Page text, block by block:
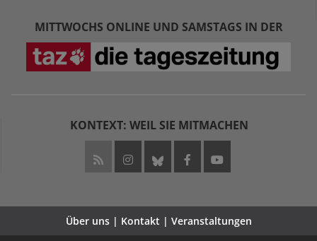
MITTWOCHS ONLINE UND SAMSTAGS IN DER
KONTEXT: WEIL SIE MITMACHEN
Über uns | Kontakt | Veranstaltungen